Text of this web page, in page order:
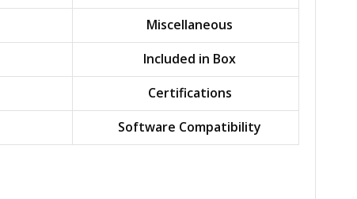
Miscellaneous
Included in Box
Certifications
Software Compatibility